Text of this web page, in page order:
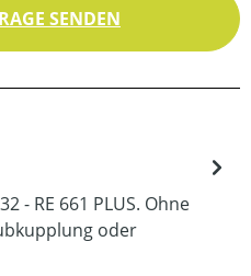
SENDEN
- RE 661 PLUS. Ohne
oder